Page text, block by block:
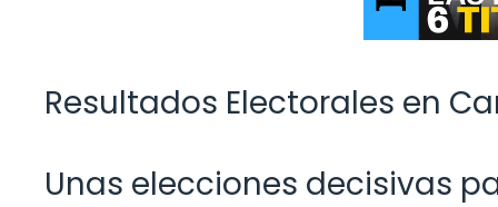
Resultados Electorales en
Unas elecciones decisivas